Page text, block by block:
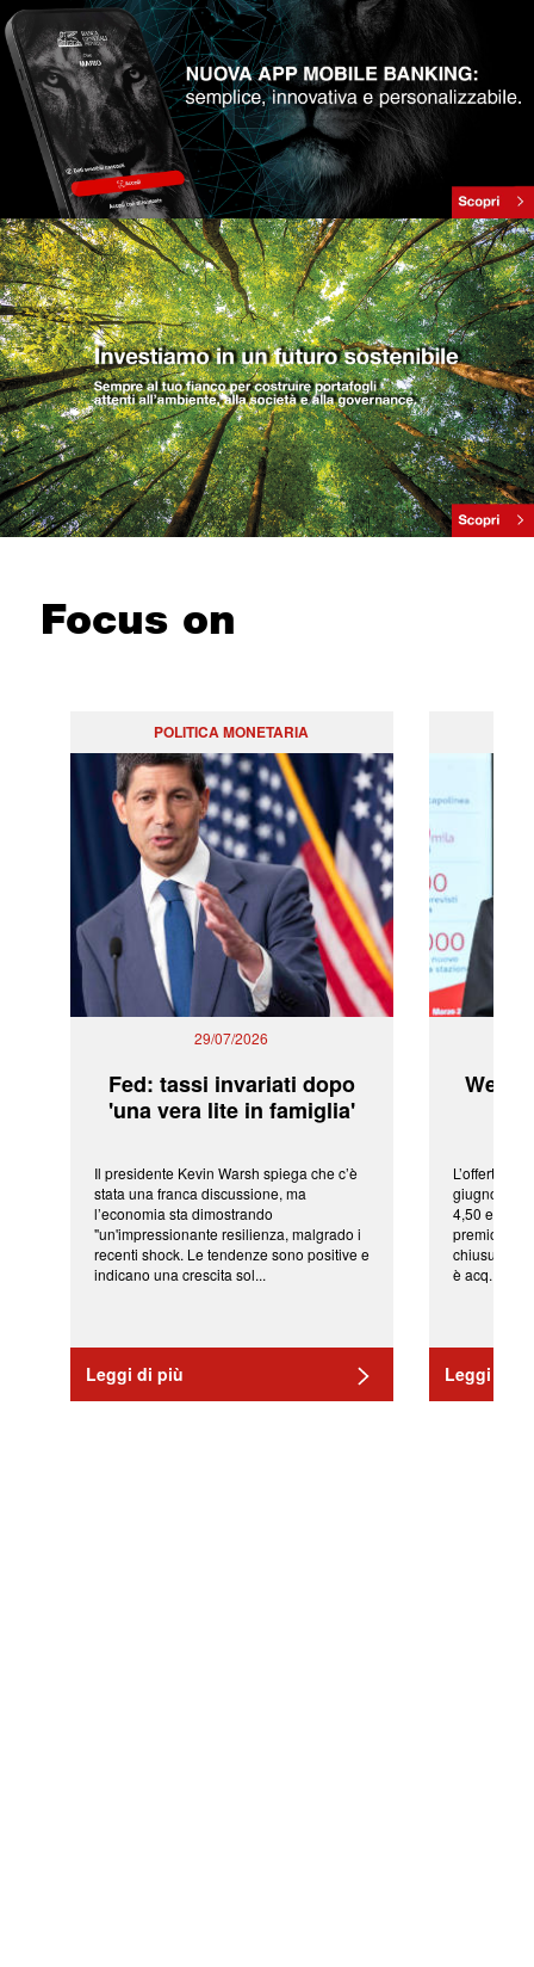
Focus on
POLITICA MONETARIA
29/07/2026
Fed: tassi invariati dopo
'una vera lite in famiglia'
Il presidente Kevin Warsh spiega che c’è
stata una franca discussione, ma
l’economia sta dimostrando
"un'impressionante resilienza, malgrado i
recenti shock. Le tendenze sono positive e
indicano una crescita sol...
Leggi di più
L’offerta
giugno da
4,50 euro
premio di
chiusura
è acq...
Leggi di